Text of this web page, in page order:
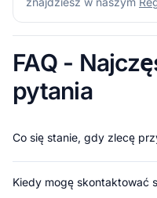
FAQ -
pytania
Co się stanie, gdy zlecę
Kiedy mogę skontaktować